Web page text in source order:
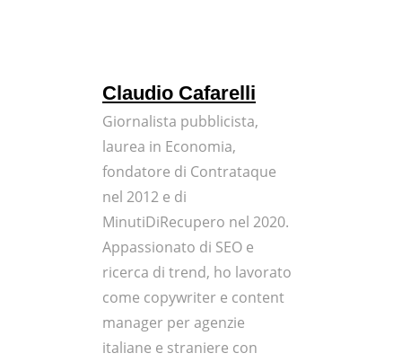
Claudio Cafarelli
Giornalista pubblicista,
laurea in Economia,
fondatore di Contrataque
nel 2012 e di
MinutiDiRecupero nel 2020.
Appassionato di SEO e
ricerca di trend, ho lavorato
come copywriter e content
manager per agenzie
italiane e straniere con